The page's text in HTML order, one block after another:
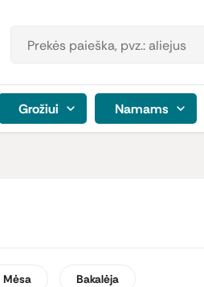
Grožiui Namams
Mėsa Bakalėja